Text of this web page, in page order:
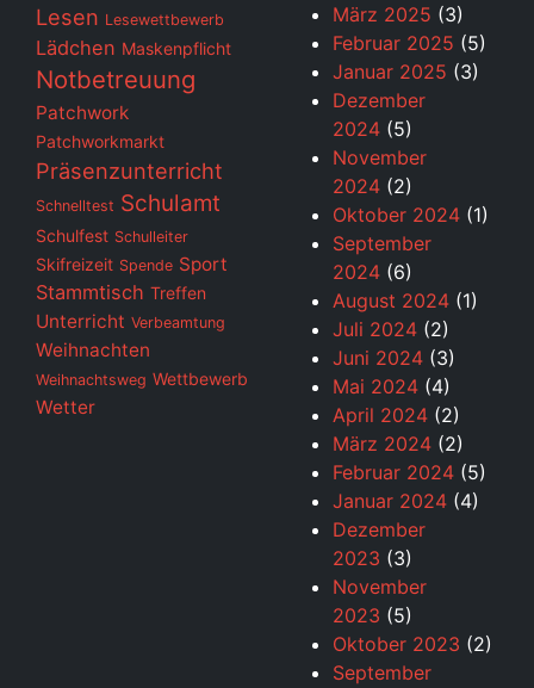
Lesen Lesewettbewerb
Lädchen Maskenpflicht
Notbetreuung
Patchwork
Patchworkmarkt
Präsenzunterricht
Schnelltest Schulamt
Schulfest Schulleiter
Skifreizeit Spende Sport
Stammtisch Treffen
Unterricht Verbeamtung
Weihnachten
Weihnachtsweg Wettbewerb
Wetter
März 2025 (3)
Februar 2025 (5)
Januar 2025 (3)
Dezember
2024 (5)
November
2024 (2)
Oktober 2024 (1)
September
2024 (6)
August 2024 (1)
Juli 2024 (2)
Juni 2024 (3)
Mai 2024 (4)
April 2024 (2)
März 2024 (2)
Februar 2024 (5)
Januar 2024 (4)
Dezember
2023 (3)
November
2023 (5)
Oktober 2023 (2)
September